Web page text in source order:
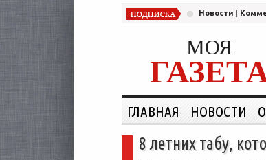
Новости
МОЯ
ГЛАВНАЯ НОВОСТИ
8 летних табу,